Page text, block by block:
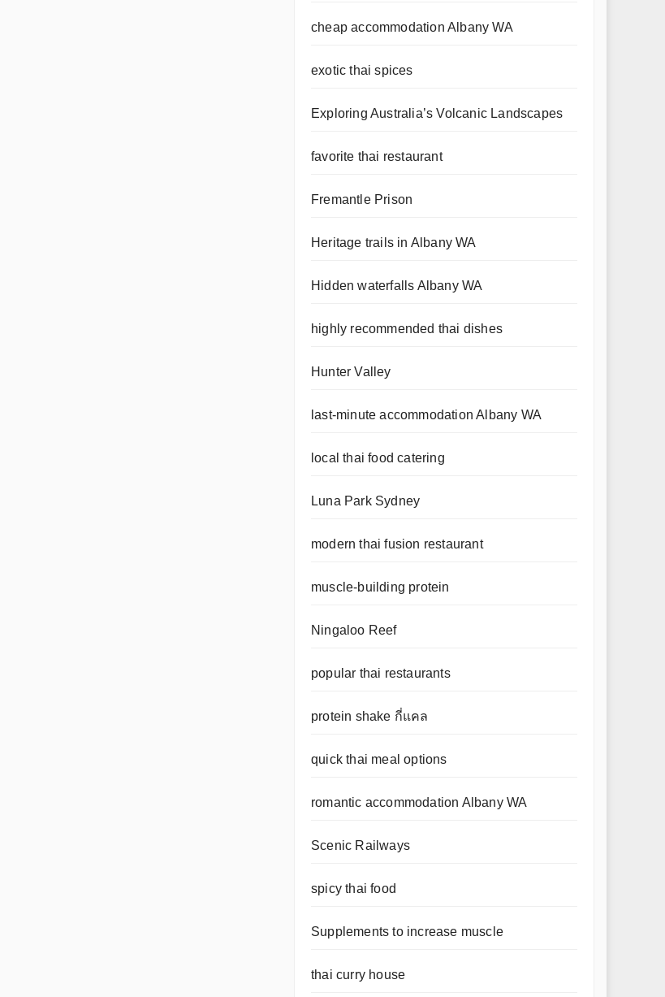
cheap accommodation Albany WA
exotic thai spices
Exploring Australia’s Volcanic Landscapes
favorite thai restaurant
Fremantle Prison
Heritage trails in Albany WA
Hidden waterfalls Albany WA
highly recommended thai dishes
Hunter Valley
last-minute accommodation Albany WA
local thai food catering
Luna Park Sydney
modern thai fusion restaurant
muscle-building protein
Ningaloo Reef
popular thai restaurants
protein shake กี่แคล
quick thai meal options
romantic accommodation Albany WA
Scenic Railways
spicy thai food
Supplements to increase muscle
thai curry house